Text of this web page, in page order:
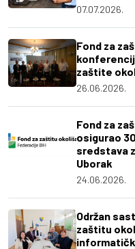
07.07.2026.
Fond za
zaštite
26.06.2026.
Fond za
osigurao
sredstava
Uborak
24.06.2026.
Održan
zaštitu